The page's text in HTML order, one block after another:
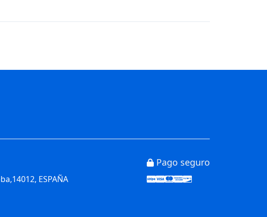
ESPAÑA
Pago seguro
Stripe
VisaMastercard
American Express
Discover